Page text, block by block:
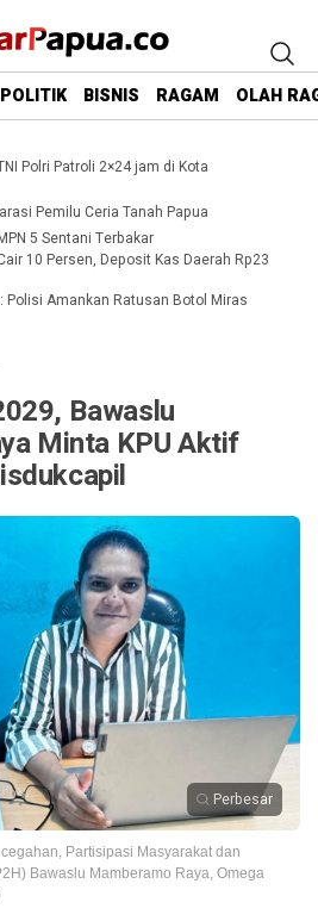
POLITIK BISNIS RAGAM OLAH
Polri Patroli 2×24 jam di Kota
Pemilu Ceria Tanah Papua
5 Sentani Terbakar
10 Persen, Deposit Kas Daerah Rp23
Polisi Amankan Ratusan Botol Miras
Bawaslu
Minta KPU Aktif
Perbesar
Partisipasi Masyarakat dan
Bawaslu Mamberamo Raya, Omega